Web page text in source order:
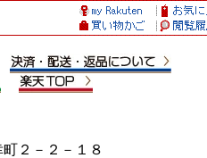
２－２－１８